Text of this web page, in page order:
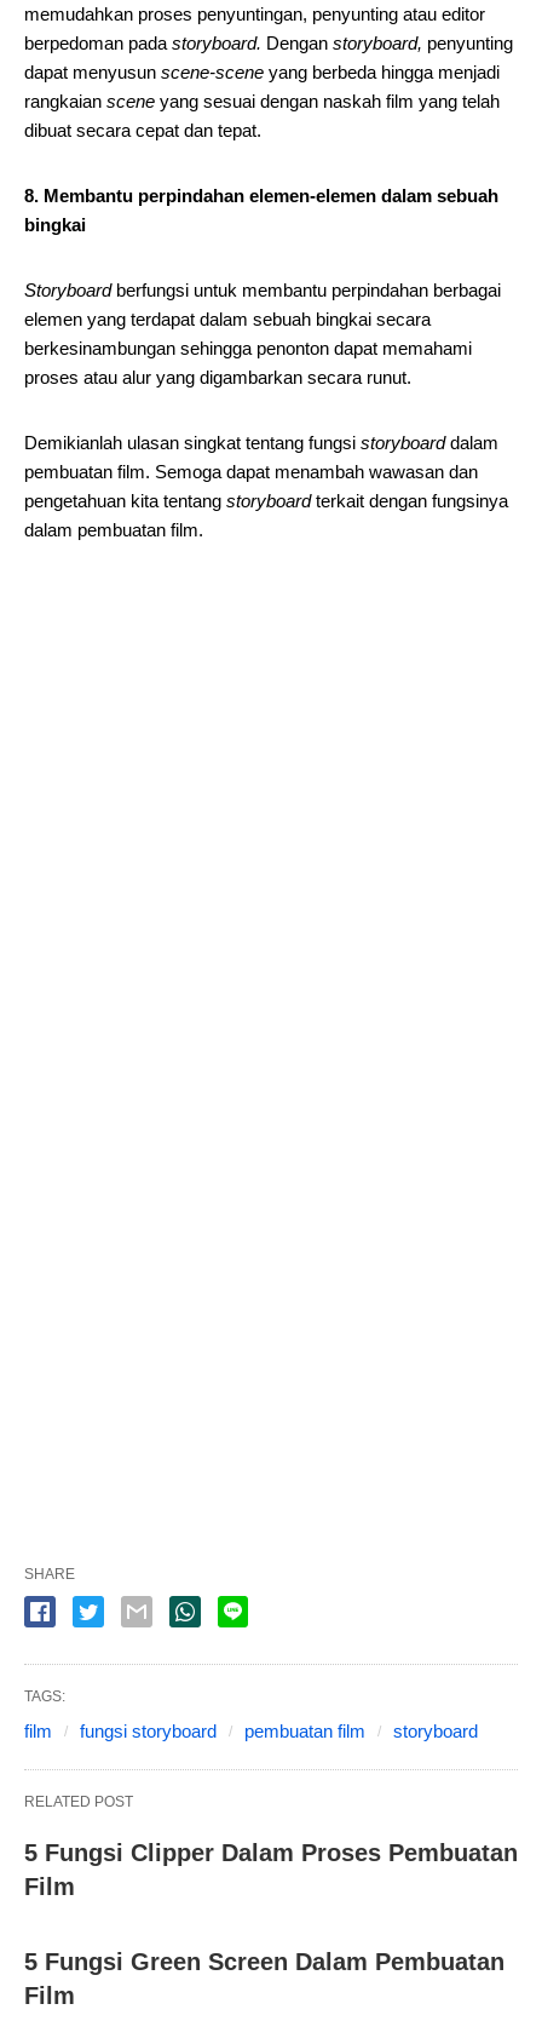
memudahkan proses penyuntingan, penyunting atau editor
berpedoman pada storyboard. Dengan storyboard, penyunting
dapat menyusun scene-scene yang berbeda hingga menjadi
rangkaian scene yang sesuai dengan naskah film yang telah
dibuat secara cepat dan tepat.
8. Membantu perpindahan elemen-elemen dalam sebuah
bingkai
Storyboardberfungsi untuk membantu perpindahan berbagai
elemen yang terdapat dalam sebuah bingkai secara
berkesinambungan sehingga penonton dapat memahami
proses atau alur yang digambarkan secara runut.
Demikianlah ulasan singkat tentang fungsi storyboarddalam
pembuatan film. Semoga dapat menambah wawasan dan
pengetahuan kita tentang storyboardterkait dengan fungsinya
dalam pembuatan film.
SHARE
TAGS:
film fungsi storyboard pembuatan film storyboard
RELATED POST
5 Fungsi Clipper Dalam Proses Pembuatan
Film
5 Fungsi Green Screen Dalam Pembuatan
Film